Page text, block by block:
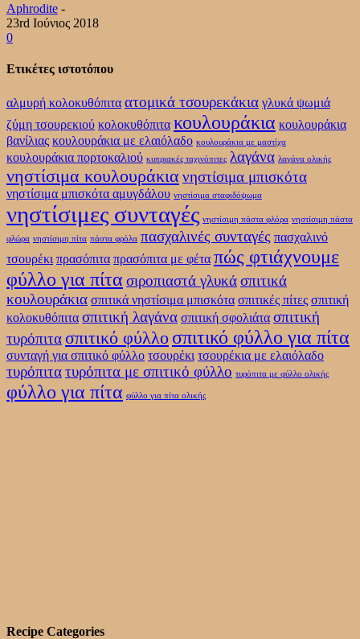
Aphrodite -
23rd Ιούνιος 2018
0
Ετικέτες ιστοτόπου
αλμυρή κολοκυθόπιτα ατομικά τσουρεκάκια γλυκά ψωμιά
ζύμη τσουρεκιού κολοκυθόπιτα κουλουράκια κουλουράκια
βανίλιας κουλουράκια με ελαιόλαδο κουλουράκια με μαστίχα
κουλουράκια πορτοκαλιού κυπριακές ταχινόπιτες λαγάνα λαγάνα ολικής
νηστίσιμα κουλουράκια νηστίσιμα μπισκότα
νηστίσιμα μπισκότα αμυγδάλου νηστίσιμα σταφιδόψωμα
νηστίσιμες συνταγές νηστίσιμη πάστα φλόρα νηστίσιμη πάστα
φλώρα νηστίσιμη πίτα πάστα φρόλα πασχαλινές συνταγές πασχαλινό
τσουρέκι πρασόπιτα πρασόπιτα με φέτα πώς φτιάχνουμε
φύλλο για πίτα σιροπιαστά γλυκάσπιτικά
κουλουράκια σπιτικά νηστίσιμα μπισκότα σπιτικές πίτες σπιτική
κολοκυθόπιτα σπιτική λαγάνα σπιτική σφολιάτα σπιτική
τυρόπιτασπιτικό φύλλο σπιτικό φύλλο για πίτα
συνταγή για σπιτικό φύλλο τσουρέκι τσουρέκια με ελαιόλαδο
τυρόπιτατυρόπιτα με σπιτικό φύλλο τυρόπιτα με φύλλο ολικής
φύλλο για πίτα φύλλο για πίτα ολικής
Recipe Categories